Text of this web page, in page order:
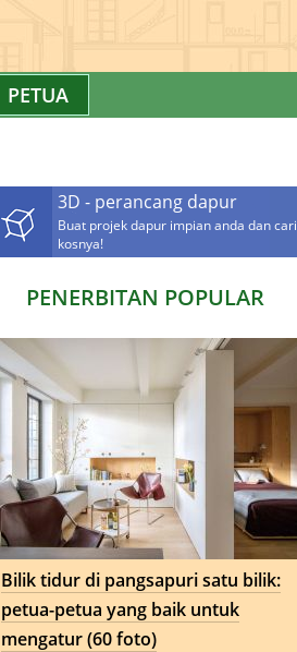
PETUA
3D - perancang dapur
Buat projek dapur impian anda dan cari
kosnya!
PENERBITAN POPULAR
Bilik tidur di pangsapuri satu bilik:
petua-petua yang baik untuk
mengatur (60 foto)